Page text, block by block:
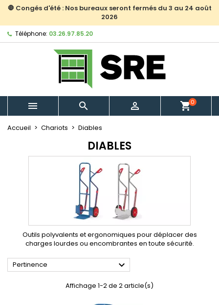
🛑 Congés d'été : Nos bureaux seront fermés du 3 au 24 août
2026
Téléphone: 03.26.97.85.20
   shopping_cart0
Accueil Chariots Diables
DIABLES
Outils polyvalents et ergonomiques pour déplacer des
charges lourdes ou encombrantes en toute sécurité.
Pertinence 
Affichage 1-2 de 2 article(s)